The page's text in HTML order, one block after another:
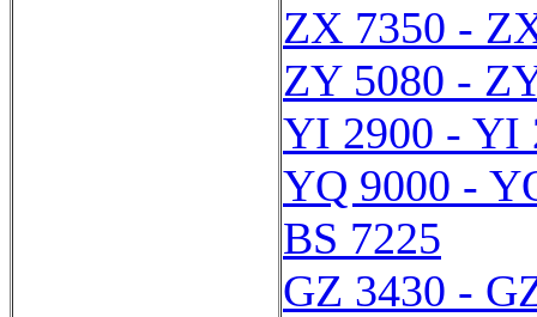
ZX 7350 -
ZY 5080 -
YI 2900 - YI
YQ 9000 -
BS 7225
GZ 3430 -